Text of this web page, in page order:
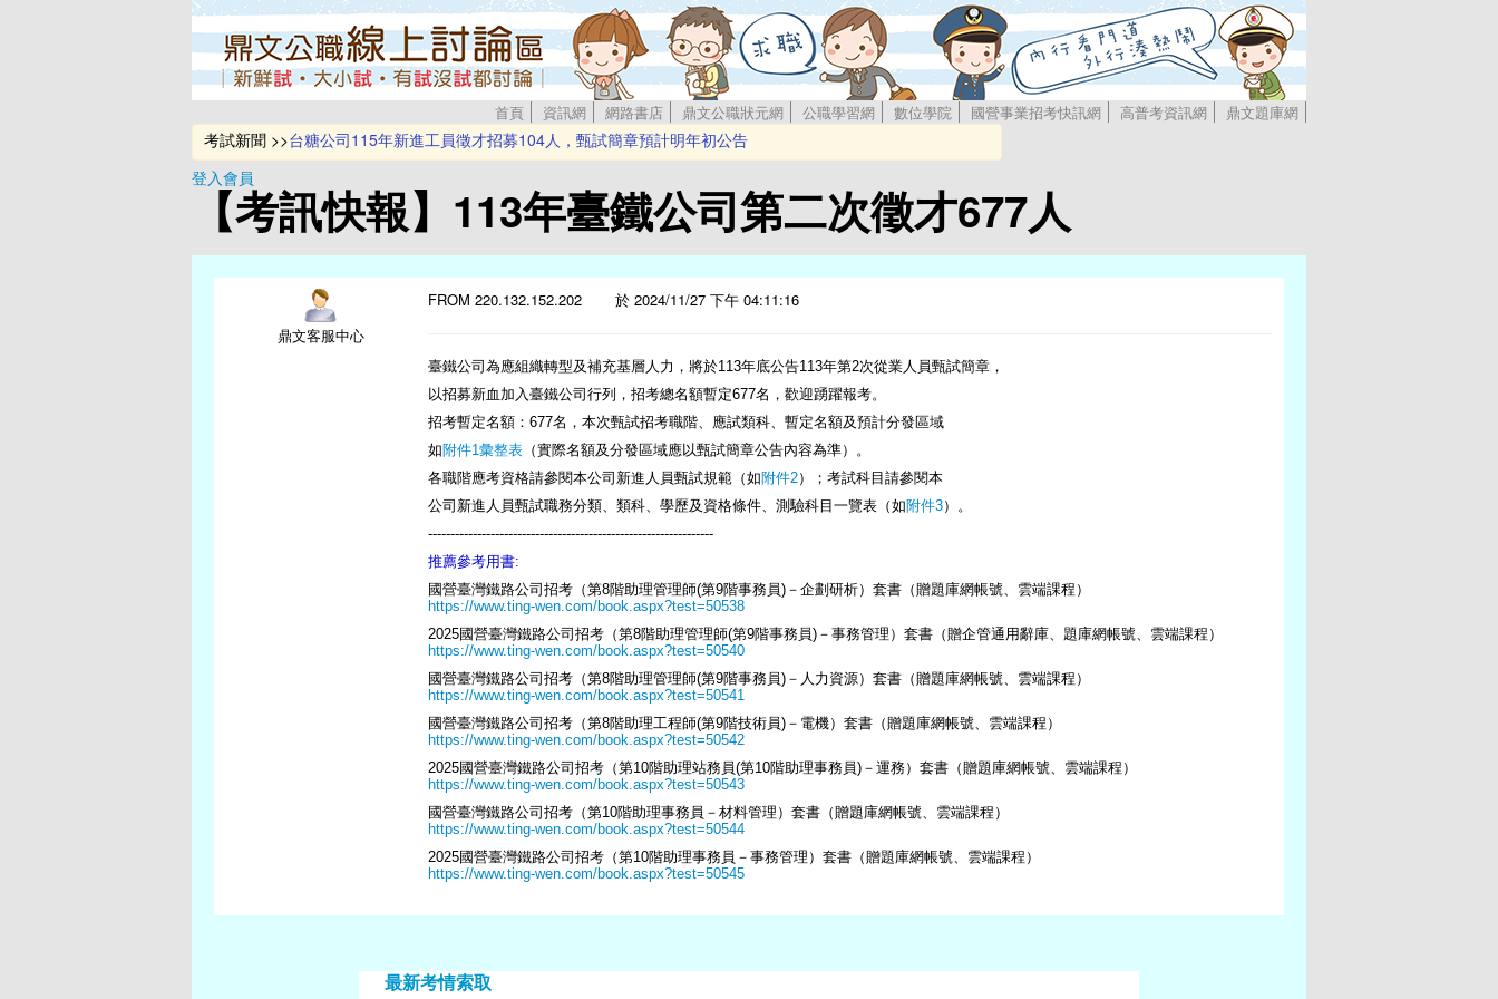
首頁 資訊網 網路書店 鼎文公職狀元網 公職學習網 數位學院 國營事業招考快訊網 高普考資訊網 鼎文題庫網
考試新聞 >>台糖公司115年新進工員徵才招募104人，甄試簡章預計明年初公告
台灣中油公司即將辦理114年新進僱用人員甄試
115年地方特考及離島特考將於12月5日起舉行
台電2026僱員甄試招募700名新血 簡章預定12/24公告
登入會員
【考訊快報】113年臺鐵公司第二次徵才677人
鼎文客服中心
FROM 220.132.152.202 於 2024/11/27 下午 04:11:16
臺鐵公司為應組織轉型及補充基層人力，將於113年底公告113年第2次從業人員甄試簡章，
以招募新血加入臺鐵公司行列，招考總名額暫定677名，歡迎踴躍報考。
招考暫定名額：677名，本次甄試招考職階、應試類科、暫定名額及預計分發區域
如附件1彙整表 （實際名額及分發區域應以甄試簡章公告內容為準）。
各職階應考資格請參閱本公司新進人員甄試規範（如附件2）；考試科目請參閱本
公司新進人員甄試職務分類、類科、學歷及資格條件、測驗科目一覽表（如附件3）。
----------------------------------------------------------------
推薦參考用書:
國營臺灣鐵路公司招考（第8階助理管理師(第9階事務員)－企劃研析）套書（贈題庫網帳號、雲端課程）
https://www.ting-wen.com/book.aspx?test=50538
2025國營臺灣鐵路公司招考（第8階助理管理師(第9階事務員)－事務管理）套書（贈企管通用辭庫、題庫網帳號、雲端課程）
https://www.ting-wen.com/book.aspx?test=50540
國營臺灣鐵路公司招考（第8階助理管理師(第9階事務員)－人力資源）套書（贈題庫網帳號、雲端課程）
https://www.ting-wen.com/book.aspx?test=50541
國營臺灣鐵路公司招考（第8階助理工程師(第9階技術員)－電機）套書（贈題庫網帳號、雲端課程）
https://www.ting-wen.com/book.aspx?test=50542
2025國營臺灣鐵路公司招考（第10階助理站務員(第10階助理事務員)－運務）套書（贈題庫網帳號、雲端課程）
https://www.ting-wen.com/book.aspx?test=50543
國營臺灣鐵路公司招考（第10階助理事務員－材料管理）套書（贈題庫網帳號、雲端課程）
https://www.ting-wen.com/book.aspx?test=50544
2025國營臺灣鐵路公司招考（第10階助理事務員－事務管理）套書（贈題庫網帳號、雲端課程）
https://www.ting-wen.com/book.aspx?test=50545